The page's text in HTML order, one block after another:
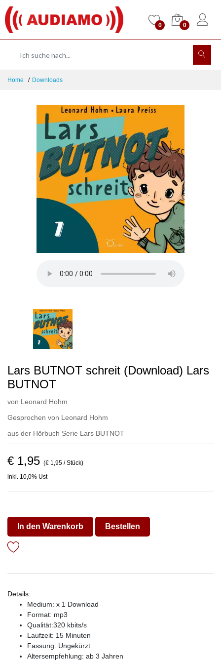
0 0
Home Downloads
Lars BUTNOT schreit (Download) Lars
BUTNOT
von Leonard Hohm
Gesprochen von Leonard Hohm
aus der Hörbuch Serie Lars BUTNOT
€ 1,95 (€ 1,95 / Stück)
inkl. 10,0% Ust
In den Warenkorb Bestellen
Details:
Medium: x 1 Download
Format: mp3
Qualität:320 kbits/s
Laufzeit: 15 Minuten
Fassung: Ungekürzt
Altersempfehlung: ab 3 Jahren